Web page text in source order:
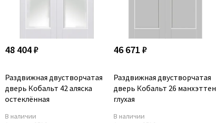
48 404 ₽
Раздвижная двустворчатая
дверь Кобальт 42 аляска
остеклённая
В наличии
46 671 ₽
Раздвижная двустворчатая
дверь Кобальт 26 манхэттен
глухая
В наличии